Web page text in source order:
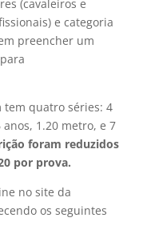
(cavaleiros e
e categoria
preencher um
tem quatro séries: 4
1.20 metro, e 7
foram reduzidos
por prova.
no site da
os seguintes